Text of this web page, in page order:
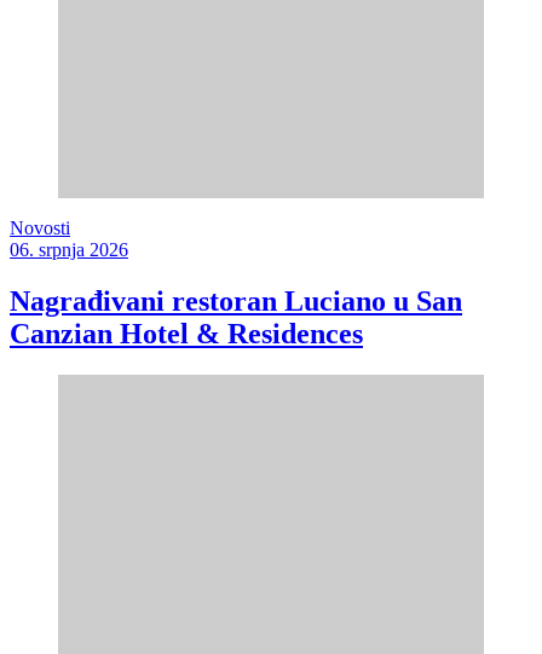
Novosti
06. srpnja 2026
Nagrađivani restoran Luciano u San
Canzian Hotel & Residences